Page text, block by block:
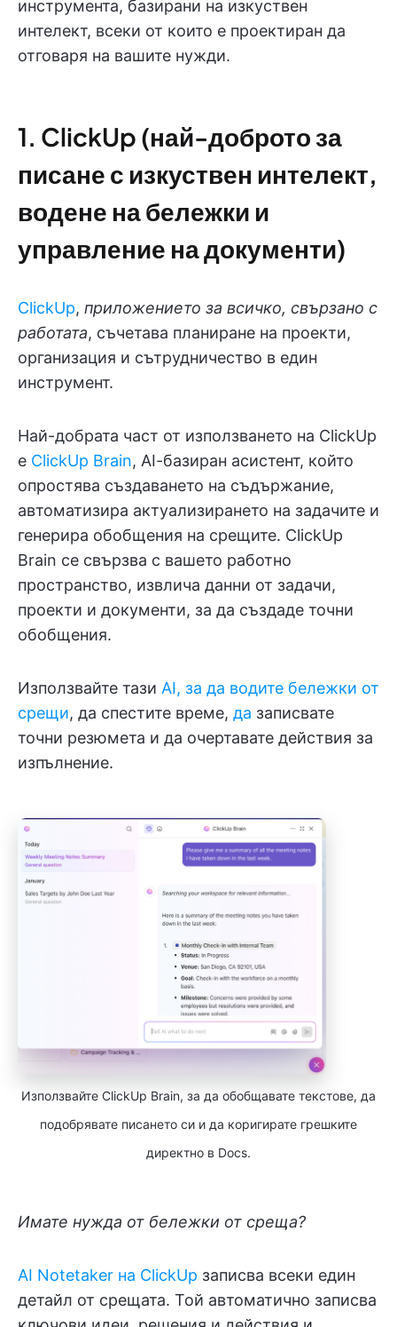
инструмента, базирани на изкуствен
интелект, всеки от които е проектиран да
отговаря на вашите нужди.
1. ClickUp (най-доброто за
писане с изкуствен интелект,
водене на бележки и
управление на документи)
ClickUp, приложението за всичко, свързано с
работата, съчетава планиране на проекти,
организация и сътрудничество в един
инструмент.
Най-добрата част от използването на ClickUp
е ClickUp Brain, AI-базиран асистент, който
опростява създаването на съдържание,
автоматизира актуализирането на задачите и
генерира обобщения на срещите. ClickUp
Brain се свързва с вашето работно
пространство, извлича данни от задачи,
проекти и документи, за да създаде точни
обобщения.
Използвайте тази AI, за да водите бележки от
срещи, да спестите време, да записвате
точни резюмета и да очертавате действия за
изпълнение.
Използвайте ClickUp Brain, за да обобщавате текстове, да
подобрявате писането си и да коригирате грешките
директно в Docs.
Имате нужда от бележки от среща?
AI Notetaker на ClickUp записва всеки един
детайл от срещата. Той автоматично записва